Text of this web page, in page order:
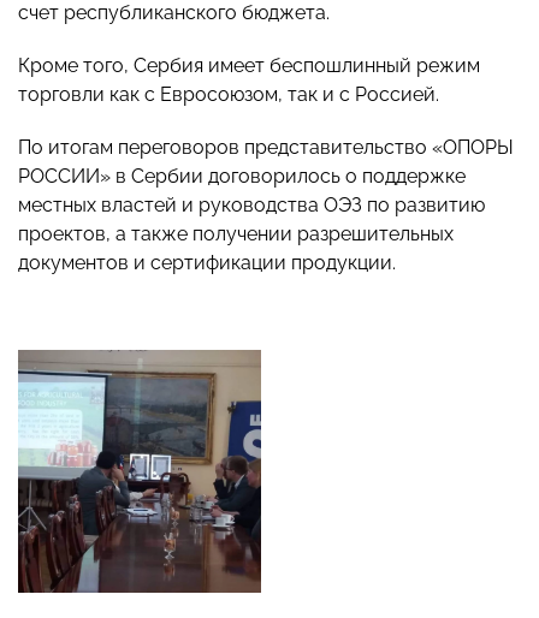
счет республиканского бюджета.
Кроме того, Сербия имеет беспошлинный режим
торговли как с Евросоюзом, так и с Россией.
По итогам переговоров представительство «ОПОРЫ
РОССИИ» в Сербии договорилось о поддержке
местных властей и руководства ОЭЗ по развитию
проектов, а также получении разрешительных
документов и сертификации продукции.